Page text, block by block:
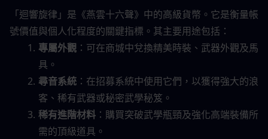
「迴響旋律」是《燕雲十六聲》中的高級貨幣。它是衡量帳
號價值與個人化程度的關鍵指標。其主要用途包括：
專屬外觀：可在商城中兌換精美時裝、武器外觀及馬
具。
尋音系統：在招募系統中使用它們，以獲得強大的浪
客、稀有武器或秘密武學秘笈。
稀有進階材料：購買突破武學瓶頸及強化高端裝備所
需的頂級道具。